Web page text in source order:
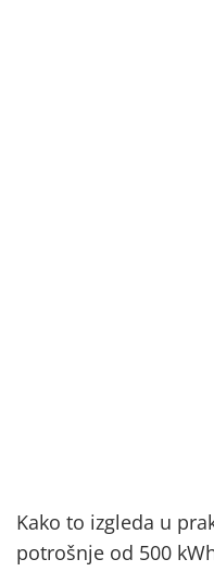
Kako to izgleda u
potrošnje od 500